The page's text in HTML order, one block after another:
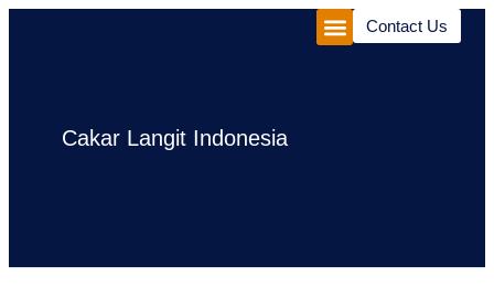
Cakar Langit Indonesia
Contact Us